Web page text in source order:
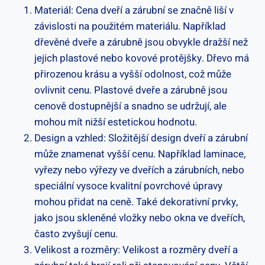
Materiál: Cena dveří a zárubní se značně liší v
závislosti na použitém materiálu. Například
dřevěné dveře a zárubně jsou obvykle dražší než
jejich plastové nebo kovové protějšky. Dřevo má
přirozenou krásu a vyšší odolnost, což může
ovlivnit cenu. Plastové dveře a zárubně jsou
cenově dostupnější a snadno se udržují, ale
mohou mít nižší estetickou hodnotu.
Design a vzhled: Složitější design dveří a zárubní
může znamenat vyšší cenu. Například laminace,
vyřezy nebo výřezy ve dveřích a zárubních, nebo
speciální vysoce kvalitní povrchové úpravy
mohou přidat na ceně. Také dekorativní prvky,
jako jsou skleněné vložky nebo okna ve dveřích,
často zvyšují cenu.
Velikost a rozměry: Velikost a rozměry dveří a